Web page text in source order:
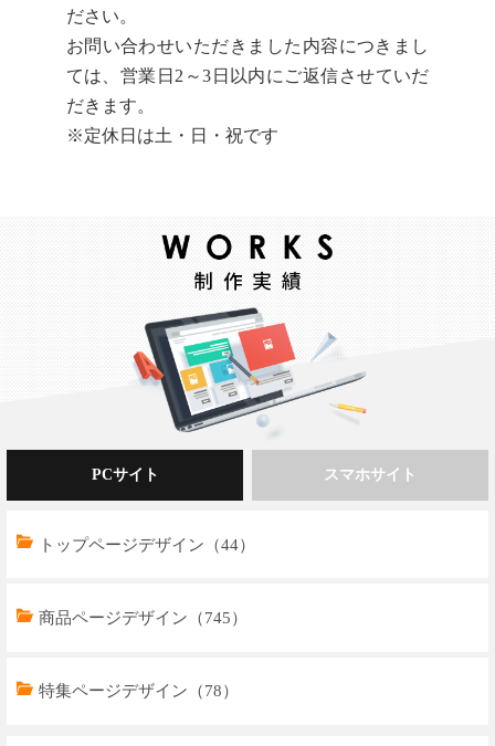
ださい。
お問い合わせいただきました内容につきまし
ては、営業日2～3日以内にご返信させていだ
だきます。
※定休日は土・日・祝です
PCサイト
トップページデザイン（44）
商品ページデザイン（745）
特集ページデザイン（78）
スマホサイト